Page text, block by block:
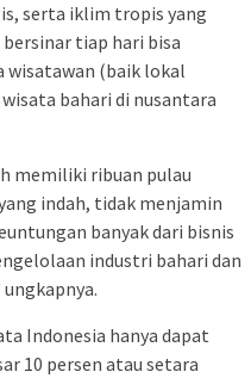
serta iklim tropis yang
tiap hari bisa
wisatawan (baik lokal
bahari di nusantara
memiliki ribuan pulau
indah, tidak menjamin
banyak dari bisnis
industri bahari dan
Indonesia hanya dapat
10 persen atau setara